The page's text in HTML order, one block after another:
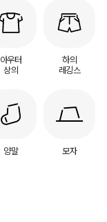
아우터
상의
하의
레깅스
양말 모자